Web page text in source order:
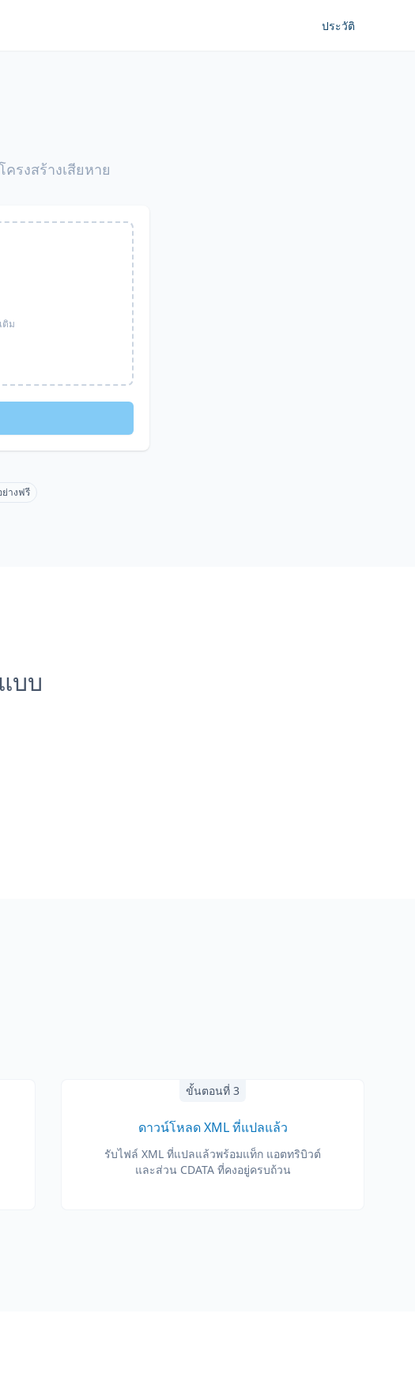
ประวัติ
รงสร้างเสียหาย
ติม
างฟรี
บบ
ขั้นตอนที่ 3
ดาวน์โหลด XML ที่แปลแล้ว
รับไฟล์ XML ที่แปลแล้วพร้อมแท็ก แอตทริบิวต์
และส่วน CDATA ที่คงอยู่ครบถ้วน